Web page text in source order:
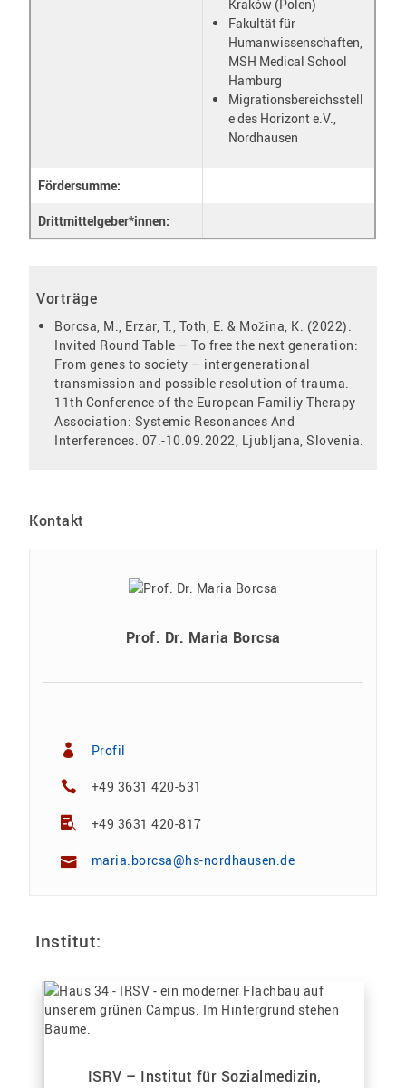
Kraków (Polen)
Fakultät für
Humanwissenschaften,
MSH Medical School
Hamburg
Migrationsbereichsstell
e des Horizont e.V.,
Nordhausen
Fördersumme:
Drittmittelgeber*innen:
Vorträge
Borcsa, M., Erzar, T., Toth, E. & Možina, K. (2022).
Invited Round Table – To free the next generation:
From genes to society – intergenerational
transmission and possible resolution of trauma.
11th Conference of the European Familiy Therapy
Association: Systemic Resonances And
Interferences. 07.-10.09.2022, Ljubljana, Slovenia.
Kontakt
Prof. Dr. Maria Borcsa
Profil
+49 3631 420-531
+49 3631 420-817
maria.borcsa@hs-nordhausen.de
Institut:
ISRV – Institut für Sozialmedizin,